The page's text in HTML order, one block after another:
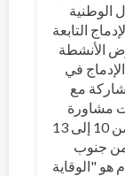
الوطنية
التابعة
الأنشطة
في
مع
مشاورة
هذا العام في أروشا. تنزانيا في الفترة من 10 إلى 13
من جنوب
هو "الوقاية